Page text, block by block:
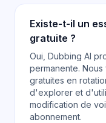
Existe-t-il un
gratuite ?
Oui, Dubbing AI
permanente. Nous
gratuites en
d'explorer et
modification de
abonnement.